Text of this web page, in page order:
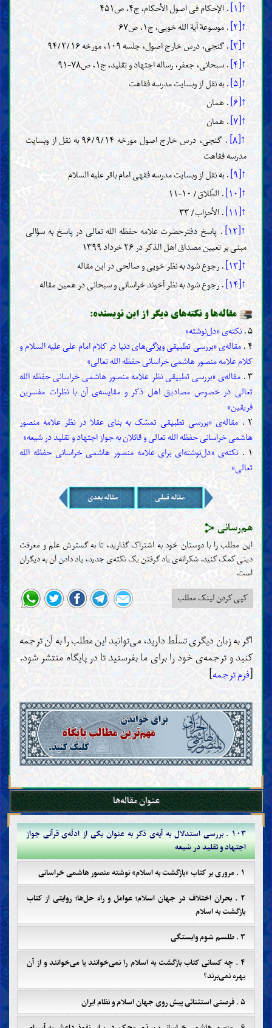
↑[۱]
. الإحکام فى اصول الأحکام، ج۴، ص۴۵۱
↑[۲]
. موسوعة آیة الله خویى، ج۱، ص۶۷
↑[۳]
. گنجی، درس خارج اصول، جلسه ۱۰۹، مورخه ۹۴/۲/۱۶
↑[۴]
. سبحانی، جعفر، رساله اجتهاد و تقلید، ج۱، ص۷۸-۹۱
↑[۵]
. به نقل از وبسایت مدرسه فقاهت
↑[۶]
. همان
↑[۷]
. همان
↑[۸]
. گنجی، درس خارج اصول مورخه ۹۶/۹/۱۴ به نقل از وبسایت
مدرسه فقاهت
↑[۹]
. به نقل از وبسایت مدرسه فقهی امام باقر علیه السلام
↑[۱۰]
. الطّلاق/ ۱۰-۱۱
↑[۱۱]
. الأحزاب/ ۳۳
↑[۱۲]
. پاسخ دفترحضرت علامه حفظه الله تعالی در پاسخ به سؤالی
مبنی بر تعیین مصداق اهل الذکر در ۲۶ خرداد ۱۳۹۹
↑[۱۳]
. رجوع شود به نظر خویی و صالحی در این مقاله
↑[۱۴]
. رجوع شود به نظر آخوند خراسانی و سبحانی در همین مقاله
مقاله‌ها و نکته‌های دیگر از این نویسنده:
۵ . نکته‌ی «دل‌نوشته»
۴ . مقاله‌ی «بررسی تطبیقی ویژگی‌های دنیا در کلام امام علی علیه السلام و
کلام علامه منصور هاشمی خراسانی حفظه الله تعالی»
۳ . مقاله‌ی «بررسی تطبیقی نظر علامه منصور هاشمی خراسانی حفظه الله
تعالی در خصوص مصادیق اهل ذکر و مقایسه‌ی آن با نظرات مفسرین
فریقین»
۲ .
مقاله‌ی «بررسی تطبیقی تمسّک به بنای عقلا در نظر علامه منصور
هاشمی خراسانی حفظه الله تعالی و قائلان به جواز اجتهاد و تقلید در شیعه»
۱ .
نکته‌ی «دل‌نوشته‌ای برای علامه منصور هاشمی خراسانی حفظه الله
تعالی»
مقاله قبلی مقاله بعدی
هم‌رسانی
این مطلب را با دوستان خود به اشتراک گذارید، تا به گسترش علم و معرفت
دینی کمک کنید. شکرانه‌ی یاد گرفتن یک نکته‌ی جدید، یاد دادن آن به دیگران
است‌.
کپی کردن لینک مطلب
اگر به زبان دیگری تسلّط دارید، می‌توانید این مطلب را به آن ترجمه
کنید و ترجمه‌ی خود را برای ما بفرستید تا در پایگاه منتشر شود.
[فرم ترجمه]
عنوان مقاله‌ها
۱۰۳ . بررسی استدلال به آیه‌ی ذکر به عنوان یکی از ادلّه‌ی قرآنی جواز
اجتهاد و تقلید در شیعه
۱ . مروری بر کتاب «بازگشت به اسلام» نوشته منصور هاشمی خراسانی
۲ . بحران اختلاف در جهان اسلام؛ عوامل و راه حل‌ها؛ روایتی از کتاب
بازگشت به اسلام
۳ . طلسم شوم وابستگی
۴ . چه کسانی کتاب بازگشت به اسلام را نمی‌خوانند یا می‌خوانند و از آن
بهره نمی‌برند؟
۵ . فرصتی استثنائی پیش روی جهان اسلام و نظام ایران